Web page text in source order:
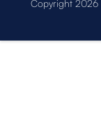
Copyright 2026